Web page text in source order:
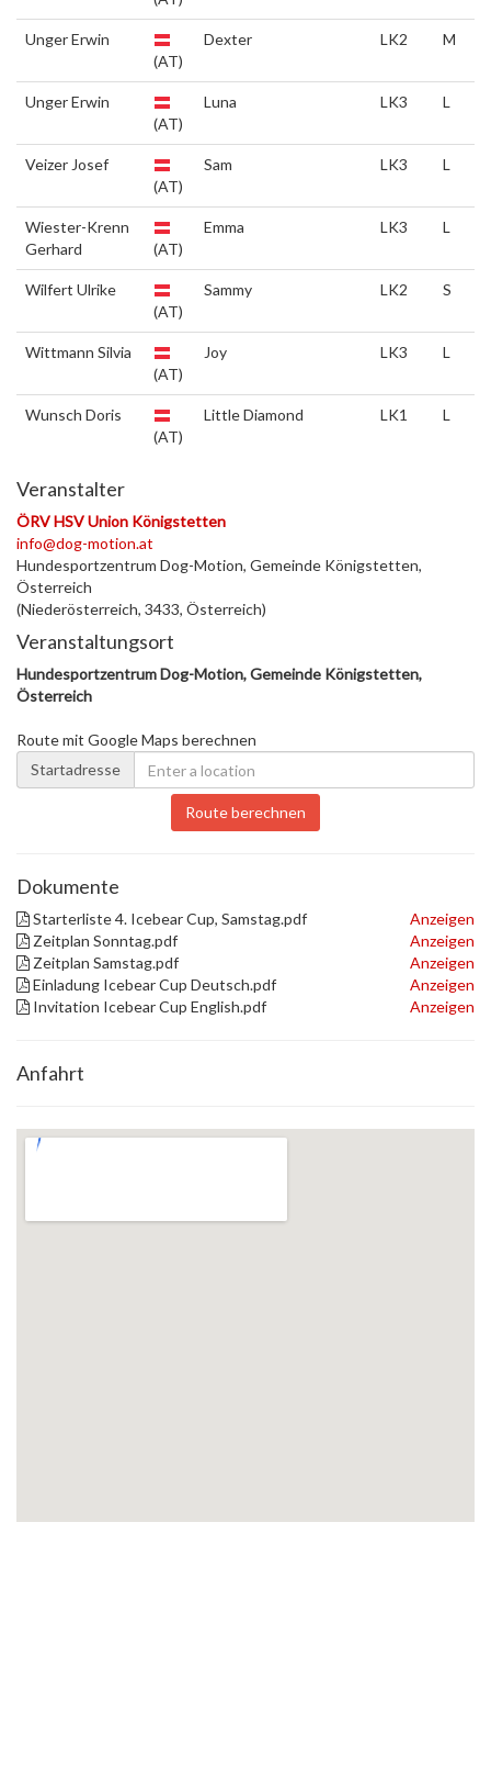
Unger Erwin
(AT)
Dexter LK2 M
Unger Erwin
(AT)
Luna LK3 L
Veizer Josef
(AT)
Sam LK3 L
Wiester-Krenn
Gerhard
(AT)
Emma LK3 L
Wilfert Ulrike
(AT)
Sammy LK2 S
Wittmann Silvia
(AT)
Joy LK3 L
Wunsch Doris
(AT)
Little Diamond LK1 L
Veranstalter
ÖRV HSV Union Königstetten
info@dog-motion.at
Hundesportzentrum Dog-Motion, Gemeinde Königstetten,
Österreich
(Niederösterreich, 3433, Österreich)
Veranstaltungsort
Hundesportzentrum Dog-Motion, Gemeinde Königstetten,
Österreich
Route mit Google Maps berechnen
Startadresse
Route berechnen
Dokumente
Starterliste 4. Icebear Cup, Samstag.pdf
Anzeigen
Zeitplan Sonntag.pdf
Anzeigen
Zeitplan Samstag.pdf
Anzeigen
Einladung Icebear Cup Deutsch.pdf
Anzeigen
Invitation Icebear Cup English.pdf
Anzeigen
Anfahrt